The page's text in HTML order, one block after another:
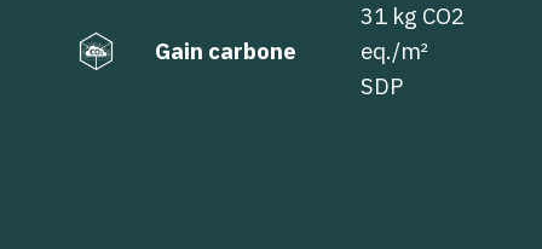
Gain carbone
31 kg CO2
eq./m²
SDP